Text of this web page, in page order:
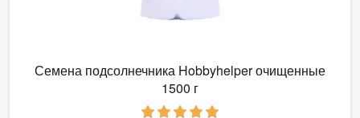
Семена подсолнечника Hobbyhelper очищенные
1500 г